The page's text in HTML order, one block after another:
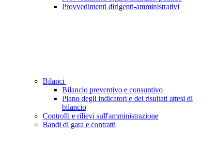
Provvedimenti dirigenti-amministrativi
Bilanci
Bilancio preventivo e consuntivo
Piano degli indicatori e dei risultati attesi di
bilancio
Controlli e rilievi sull'amministrazione
Bandi di gara e contratti